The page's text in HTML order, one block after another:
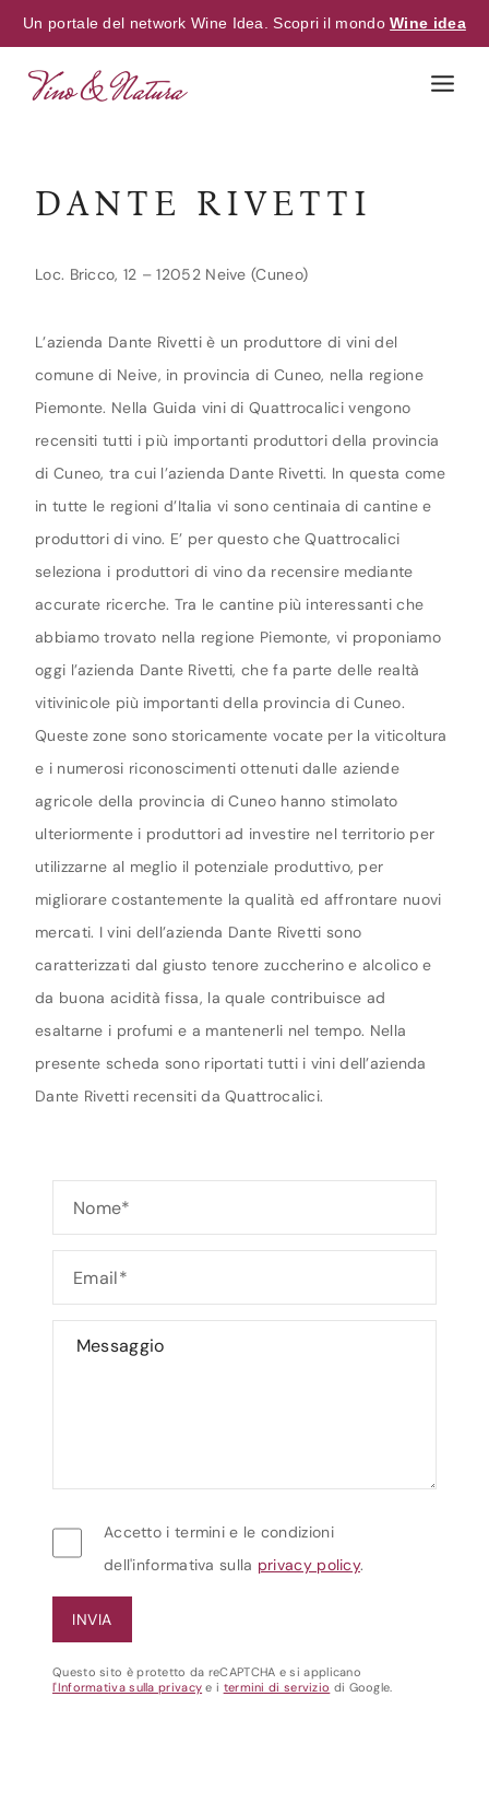
Un portale del network Wine Idea. Scopri il mondoWine idea
DANTE RIVETTI
Loc. Bricco, 12 – 12052 Neive (Cuneo)
L’azienda Dante Rivetti è un produttore di vini del
comune di Neive, in provincia di Cuneo, nella regione
Piemonte. Nella Guida vini di Quattrocalici vengono
recensiti tutti i più importanti produttori della provincia
di Cuneo, tra cui l’azienda Dante Rivetti. In questa come
in tutte le regioni d’Italia vi sono centinaia di cantine e
produttori di vino. E’ per questo che Quattrocalici
seleziona i produttori di vino da recensire mediante
accurate ricerche. Tra le cantine più interessanti che
abbiamo trovato nella regione Piemonte, vi proponiamo
oggi l’azienda Dante Rivetti, che fa parte delle realtà
vitivinicole più importanti della provincia di Cuneo.
Queste zone sono storicamente vocate per la viticoltura
e i numerosi riconoscimenti ottenuti dalle aziende
agricole della provincia di Cuneo hanno stimolato
ulteriormente i produttori ad investire nel territorio per
utilizzarne al meglio il potenziale produttivo, per
migliorare costantemente la qualità ed affrontare nuovi
mercati. I vini dell’azienda Dante Rivetti sono
caratterizzati dal giusto tenore zuccherino e alcolico e
da buona acidità fissa, la quale contribuisce ad
esaltarne i profumi e a mantenerli nel tempo. Nella
presente scheda sono riportati tutti i vini dell’azienda
Dante Rivetti recensiti da Quattrocalici.
Accetto i termini e le condizioni
dell'informativa sulla privacy policy.
Questo sito è protetto da reCAPTCHA e si applicano
l'Informativa sulla privacy e i termini di servizio di Google.